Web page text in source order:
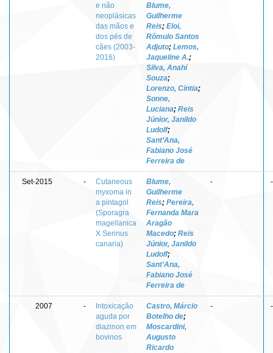
e não
neoplásicas
das mãos e
dos pés de
cães (2003-
2016)
Blume,
Guilherme
Reis; Eloi,
Rômulo Santos
Adjuto; Lemos,
Jaqueline A.;
Silva, Anahí
Souza;
Lorenzo, Cíntia;
Sonne,
Luciana; Reis
Júnior, Janildo
Ludolf;
Sant’Ana,
Fabiano José
Ferreira de
Set-2015 -
Cutaneous
myxoma in
a pintagol
(Sporagra
magellanica
X Serinus
canaria)
Blume,
Guilherme
Reis; Pereira,
Fernanda Mara
Aragão
Macedo; Reis
Júnior, Janildo
Ludolf;
Sant'Ana,
Fabiano José
Ferreira de
- -
2007 -
Intoxicação
aguda por
diazinon em
bovinos
Castro, Márcio
Botelho de;
Moscardini,
Augusto
Ricardo
- -